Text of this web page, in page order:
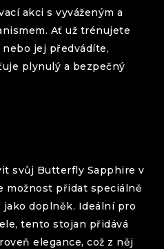
akci s vyváženým a
Ať už trénujete
jej předvádíte,
plynulý a bezpečný
svůj Butterfly Sapphire v
možnost přidat speciálně
doplněk. Ideální pro
tento stojan přidává
elegance, což z něj